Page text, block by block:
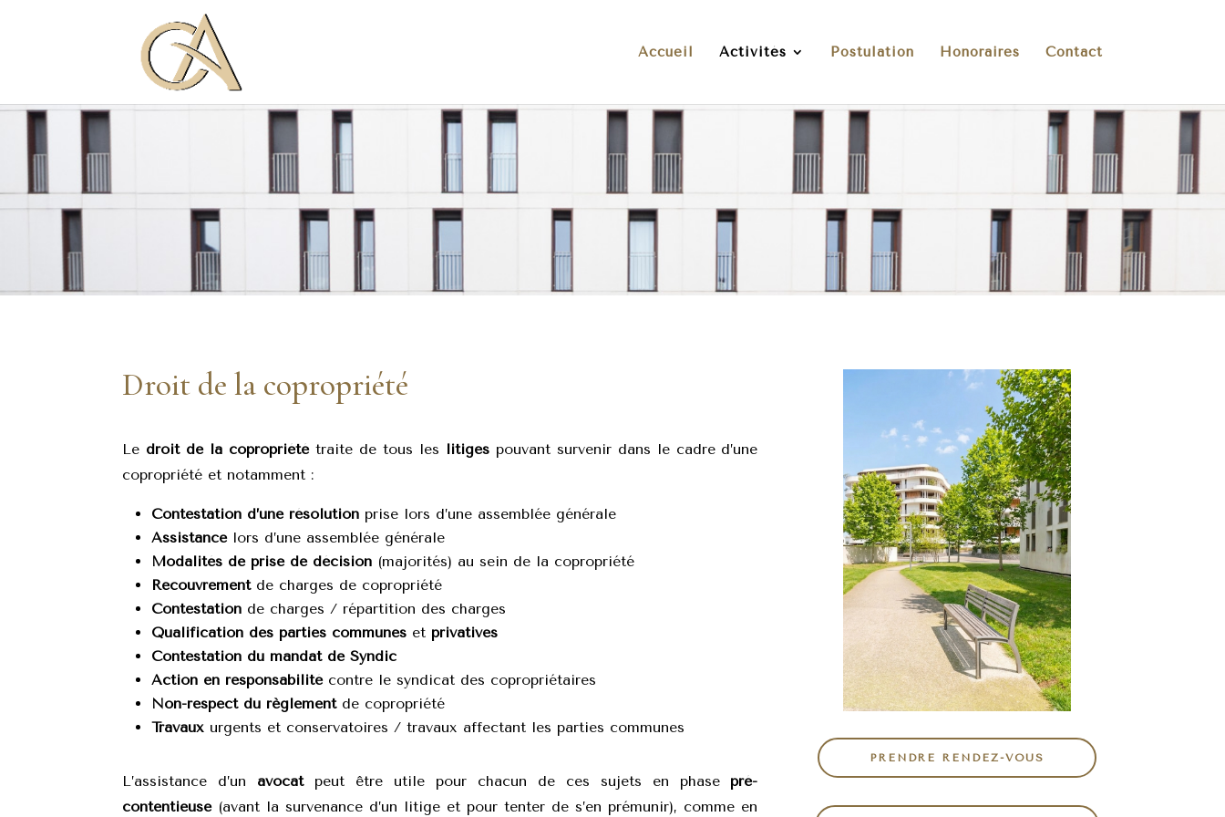
Accueil Activités Postulation Honoraires Contact
Droit de la copropriété
Le droit de la copropriététraite de tous les litigespouvant survenir dans le cadre d’une
copropriété et notamment :
Contestation d’une résolution prise lors d’une assemblée générale
Assistancelors d’une assemblée générale
Modalités de prise de décision (majorités) au sein de la copropriété
Recouvrementde charges de copropriété
Contestation de charges / répartition des charges
Qualification des parties communes et privatives
Contestation du mandat de Syndic
Action en responsabilitécontre le syndicat des copropriétaires
Non-respect du règlementde copropriété
Travaux urgents et conservatoires / travaux affectant les parties communes
L’assistance d’un avocatpeut être utile pour chacun de ces sujets en phase pré-
contentieuse(avant la survenance d’un litige et pour tenter de s’en prémunir), comme en
PRENDRE RENDEZ-VOUS